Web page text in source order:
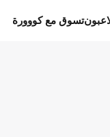
تسوق مع كووورة